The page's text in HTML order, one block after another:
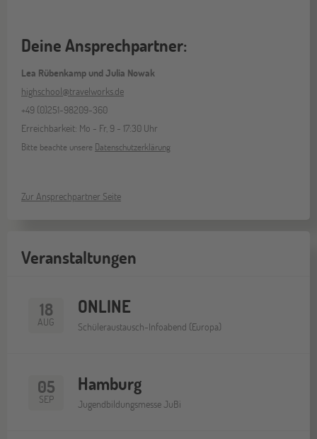
Deine Ansprechpartner:
Lea Rübenkamp und Julia Nowak
highschool@travelworks.de
+49 (0)251-98209-360
Erreichbarkeit: Mo - Fr, 9 - 17:30 Uhr
Bitte beachte unsere Datenschutzerklärung
Zur Ansprechpartner Seite
Veranstaltungen
18
AUG
ONLINE
Schüleraustausch-Infoabend (Europa)
05
SEP
Hamburg
Jugendbildungsmesse JuBi